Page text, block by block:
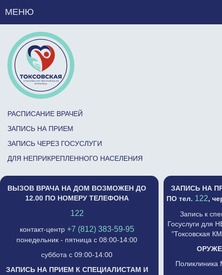
МЕНЮ
РАСПИСАНИЕ ВРАЧЕЙ
ЗАПИСЬ НА ПРИЕМ
ЗАПИСЬ ЧЕРЕЗ ГОСУСЛУГИ
ДЛЯ НЕПРИКРЕПЛЕННОГО НАСЕЛЕНИЯ
ВЫЗОВ ВРАЧА НА ДОМ ВОЗМОЖЕН ДО
12.00 ПО НОМЕРУ ТЕЛЕФОНА
122
контакт-центр +7 (812) 383-59-95
понедельник - пятница с 08:00-14:00
суббота с 09:00-14:00
ЗАПИСЬ НА ПРИЕМ К СПЕЦИАЛИСТАМ И
ЗАПИСЬ НА
ПО тел. 122,
Запись к
Госуслуги для
"Токсовская
Поликлиника